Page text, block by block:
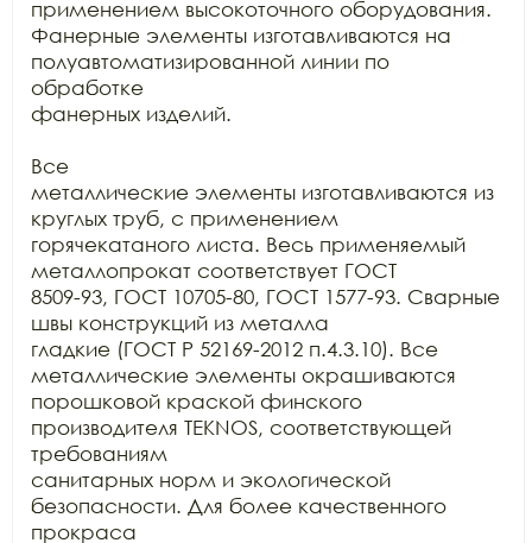
применением высокоточного оборудования.
Фанерные элементы изготавливаются на
полуавтоматизированной линии по
обработке
фанерных изделий.
Все
металлические элементы изготавливаются из
круглых труб, с применением
горячекатаного листа. Весь применяемый
металлопрокат соответствует ГОСТ
8509-93, ГОСТ 10705-80, ГОСТ 1577-93. Сварные
швы конструкций из металла
гладкие (ГОСТ Р 52169-2012 п.4.3.10). Все
металлические элементы окрашиваются
порошковой краской финского
производителя TEKNOS, соответствующей
требованиям
санитарных норм и экологической
безопасности. Для более качественного
прокраса